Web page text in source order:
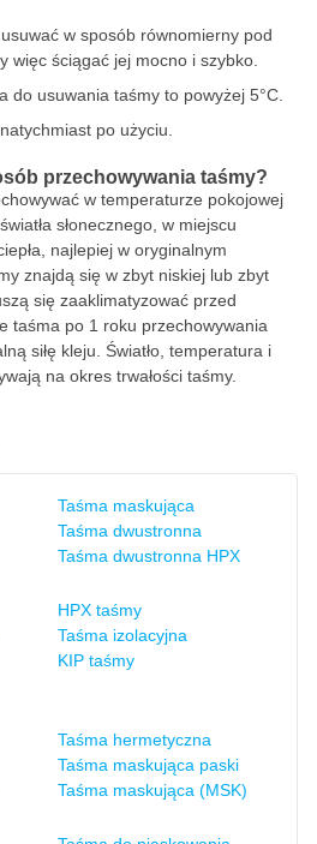
w sposób równomierny pod
więc ściągać jej mocno i szybko.
do usuwania taśmy to powyżej 5°C.
po użyciu.
przechowywania taśmy?
w temperaturze pokojowej
słonecznego, w miejscu
najlepiej w oryginalnym
znajdą się w zbyt niskiej lub zbyt
się zaaklimatyzować przed
taśma po 1 roku przechowywania
siłę kleju. Światło, temperatura i
na okres trwałości taśmy.
Taśma maskująca
Taśma dwustronna
Taśma dwustronna HPX
HPX taśmy
Taśma izolacyjna
KIP taśmy
Taśma hermetyczna
Taśma maskująca paski
Taśma maskująca (MSK)